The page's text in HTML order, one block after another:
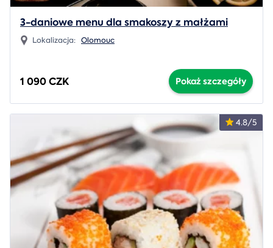
3-daniowe menu dla smakoszy z małżami
Lokalizacja: Olomouc
1 090 CZK Pokaż szczegóły
4.8/5